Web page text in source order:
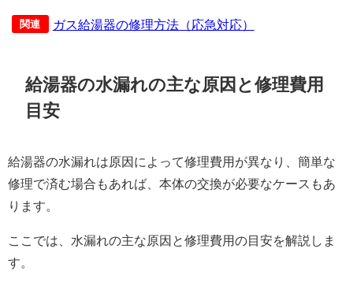
関連 ガス給湯器の修理方法（応急対応）
給湯器の水漏れの主な原因と修理費用
目安
給湯器の水漏れは原因によって修理費用が異なり、簡単な
修理で済む場合もあれば、本体の交換が必要なケースもあ
ります。
ここでは、水漏れの主な原因と修理費用の目安を解説しま
す。